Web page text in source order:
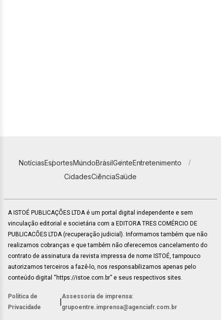
NotíciasEsportesMundoBrasilGenteEntretenimento
CidadesCiênciaSaúde
A ISTOÉ PUBLICAÇÕES LTDA é um portal digital independente e sem
vinculação editorial e societária com a EDITORA TRES COMÉRCIO DE
PUBLICACÕES LTDA (recuperação judicial). Informamos também que não
realizamos cobranças e que também não oferecemos cancelamento do
contrato de assinatura da revista impressa de nome ISTOÉ, tampouco
autorizamos terceiros a fazê-lo, nos responsabilizamos apenas pelo
conteúdo digital “https://istoe.com.br” e seus respectivos sites.
Política de
Privacidade
Assessoria de imprensa:
grupoentre.imprensa@agenciafr.com.br